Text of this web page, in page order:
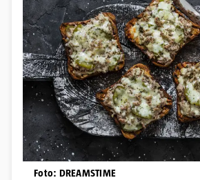
Foto: DREAMSTIME